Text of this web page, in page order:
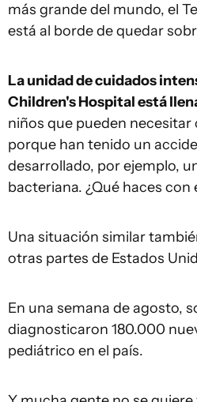
más grande del mundo, el
está al borde de quedar
La unidad de cuidados
Children's Hospital está
niños que pueden
porque han tenido un
desarrollado, por ejemplo,
bacteriana. ¿Qué haces con
Una situación similar
otras partes de Estados
En una semana de agosto,
diagnosticaron 180.000
pediátrico en el país.